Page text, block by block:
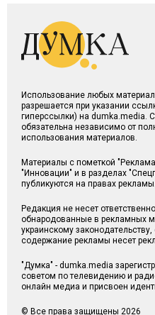
Использование любых
разрешается при указании
гиперссылки) на dumka.media.
обязательна независимо от
использования материалов.
Материалы с пометкой
"Инновации" и в разделах
публикуются на правах рекламы.
Редакция не несет
обнародованные в рекламных
украинскому законодательству,
содержание рекламы несет
"Думка" - dumka.media
советом по телевидению и
онлайн медиа и присвоен
© Все права защищены 2026